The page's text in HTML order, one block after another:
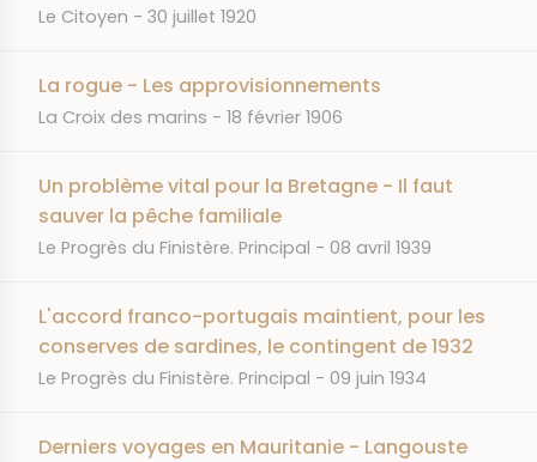
JOURNAL
Le Citoyen DATE
30 juillet 1920
La rogue - Les approvisionnements
JOURNAL
La Croix des marins DATE
18 février 1906
Un problème vital pour la Bretagne - Il faut
sauver la pêche familiale
JOURNAL
Le Progrès du Finistère. Principal DATE
08 avril 1939
L'accord franco-portugais maintient, pour les
conserves de sardines, le contingent de 1932
JOURNAL
Le Progrès du Finistère. Principal DATE
09 juin 1934
Derniers voyages en Mauritanie - Langouste